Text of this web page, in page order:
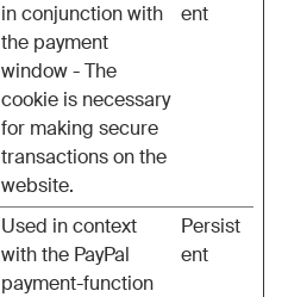
in conjunction with
the payment
window - The
cookie is necessary
for making secure
transactions on the
website.
ent
Used in context
with the PayPal
payment-function
Persist
ent